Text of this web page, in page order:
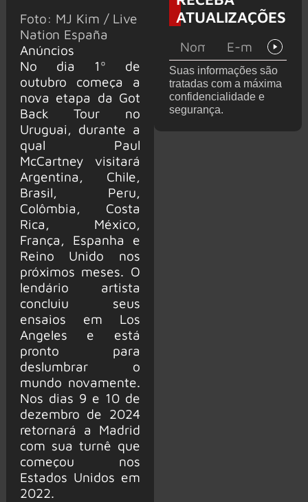
Foto: MJ Kim / Live
Nation España
Anúncios
No dia 1º de
outubro começa a
nova etapa da Got
Back Tour no
Uruguai, durante a
qual Paul
McCartney visitará
Argentina, Chile,
Brasil, Peru,
Colômbia, Costa
Rica, México,
França, Espanha e
Reino Unido nos
próximos meses. O
lendário artista
concluiu seus
ensaios em Los
Angeles e está
pronto para
deslumbrar o
mundo novamente.
Nos dias 9 e 10 de
dezembro de 2024
retornará a Madrid
com sua turnê que
começou nos
Estados Unidos em
2022.
deixar os
palcos
‘Welcome
To Life’ é
ATUALIZAÇÕES
Suas informações são
tratadas com a máxima
confidencialidade e
segurança.